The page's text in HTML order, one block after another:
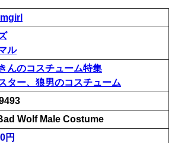
ル
んのコスチューム特集
ター、狼男のコスチューム
Wolf Male Costume
円